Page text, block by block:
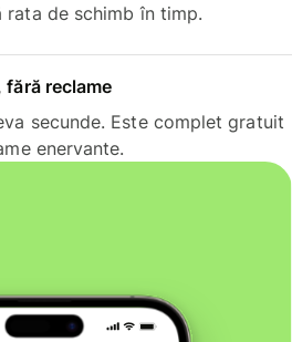
rata de schimb în timp.
reclame
secunde. Este complet gratuit
enervante.